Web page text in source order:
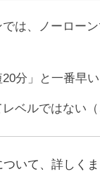
は、ノーロー
分」と一番早い
ベルではない（
いて、詳しくま